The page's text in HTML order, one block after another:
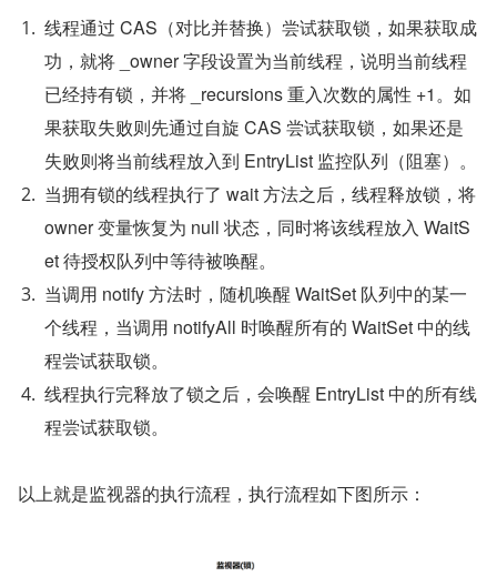
线程通过 CAS（对比并替换）尝试获取锁，如果获取成
功，就将 _owner 字段设置为当前线程，说明当前线程
已经持有锁，并将 _recursions 重入次数的属性 +1。如
果获取失败则先通过自旋 CAS 尝试获取锁，如果还是
失败则将当前线程放入到 EntryList 监控队列（阻塞）。
当拥有锁的线程执行了 wait 方法之后，线程释放锁，将
owner 变量恢复为 null 状态，同时将该线程放入 WaitS
et 待授权队列中等待被唤醒。
当调用 notify 方法时，随机唤醒 WaitSet 队列中的某一
个线程，当调用 notifyAll 时唤醒所有的 WaitSet 中的线
程尝试获取锁。
线程执行完释放了锁之后，会唤醒 EntryList 中的所有线
程尝试获取锁。
以上就是监视器的执行流程，执行流程如下图所示：